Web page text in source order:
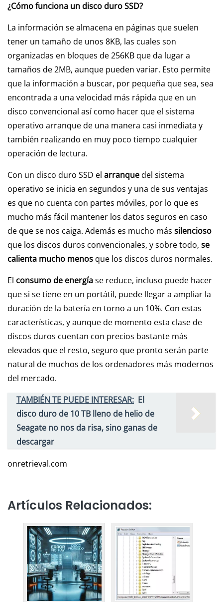
¿Cómo funciona un disco duro SSD?
La información se almacena en páginas que suelen
tener un tamaño de unos 8KB, las cuales son
organizadas en bloques de 256KB que da lugar a
tamaños de 2MB, aunque pueden variar. Esto permite
que la información a buscar, por pequeña que sea, sea
encontrada a una velocidad más rápida que en un
disco convencional así como hacer que el sistema
operativo arranque de una manera casi inmediata y
también realizando en muy poco tiempo cualquier
operación de lectura.
Con un disco duro SSD el arranquedel sistema
operativo se inicia en segundos y una de sus ventajas
es que no cuenta con partes móviles, por lo que es
mucho más fácil mantener los datos seguros en caso
de que se nos caiga. Además es mucho más silencioso
que los discos duros convencionales, y sobre todo, se
calienta mucho menos que los discos duros normales.
El consumo de energíase reduce, incluso puede hacer
que si se tiene en un portátil, puede llegar a ampliar la
duración de la batería en torno a un 10%. Con estas
características, y aunque de momento esta clase de
discos duros cuentan con precios bastante más
elevados que el resto, seguro que pronto serán parte
natural de muchos de los ordenadores más modernos
del mercado.
TAMBIÉN TE PUEDE INTERESAR: El
disco duro de 10 TB lleno de helio de
Seagate no nos da risa, sino ganas de
descargar
onretrieval.com
Artículos Relacionados: